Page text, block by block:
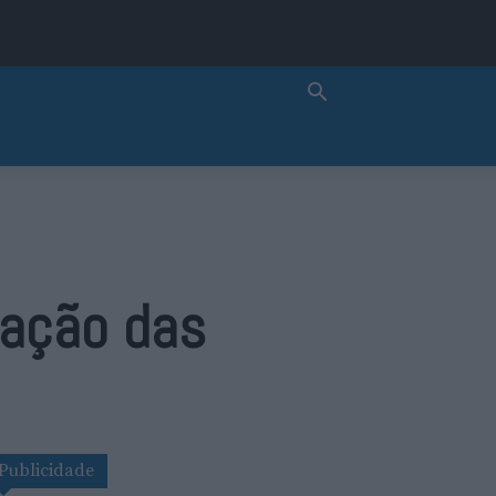
das
Publicidade